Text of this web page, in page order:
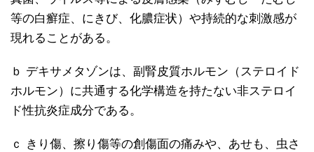
等の白癬症、にきび、化膿症状）や持続的な刺激感が
現れることがある。
ｂ デキサメタゾンは、副腎皮質ホルモン（ステロイド
ホルモン）に共通する化学構造を持たない非ステロイ
ド性抗炎症成分である。
ｃ きり傷、擦り傷等の創傷面の痛みや、あせも、虫さ